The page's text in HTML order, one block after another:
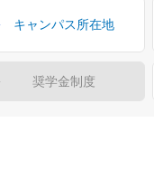
キャンパス所在地
奨学金制度